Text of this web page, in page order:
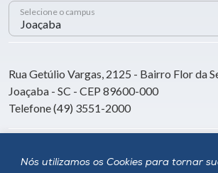
Nós utilizamos os Cookies para tornar
Selecione o campus
Rua Getúlio Vargas, 2125 - Bairro Flor da
Joaçaba - SC - CEP 89600-000
Telefone (49) 3551-2000
Siga a Unoesc